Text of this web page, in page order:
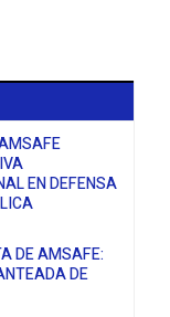
EN DEFENSA
DE AMSAFE:
DE